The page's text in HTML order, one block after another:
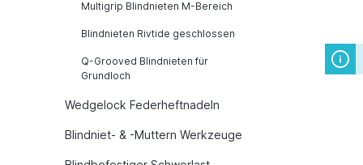
Multigrip Blindnieten M-Bereich
Blindnieten Rivtide geschlossen
Q-Grooved Blindnieten für
Grundloch
Wedgelock Federheftnadeln
Blindniet- & -Muttern Werkzeuge